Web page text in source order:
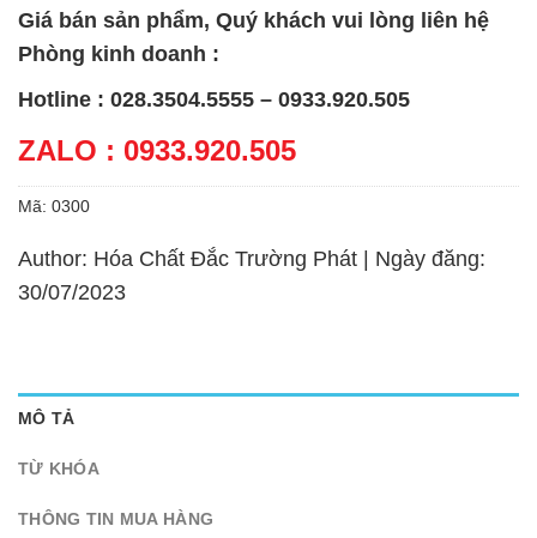
Giá bán sản phẩm, Quý khách vui lòng liên hệ
Phòng kinh doanh :
Hotline : 028.3504.5555 – 0933.920.505
ZALO : 0933.920.505
Mã: 0300
Author: Hóa Chất Đắc Trường Phát | Ngày đăng:
30/07/2023
MÔ TẢ
TỪ KHÓA
THÔNG TIN MUA HÀNG